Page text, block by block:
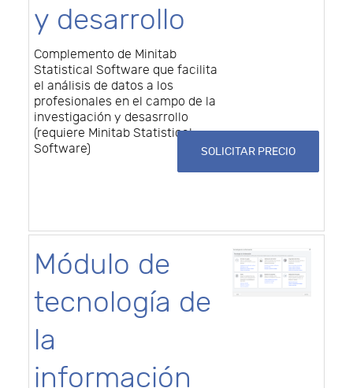
y desarrollo
Complemento de Minitab
Statistical Software que facilita
el análisis de datos a los
profesionales en el campo de la
investigación y desasrrollo
(requiere Minitab Statistical
Software)
SOLICITAR PRECIO
Módulo de
tecnología de
la
información